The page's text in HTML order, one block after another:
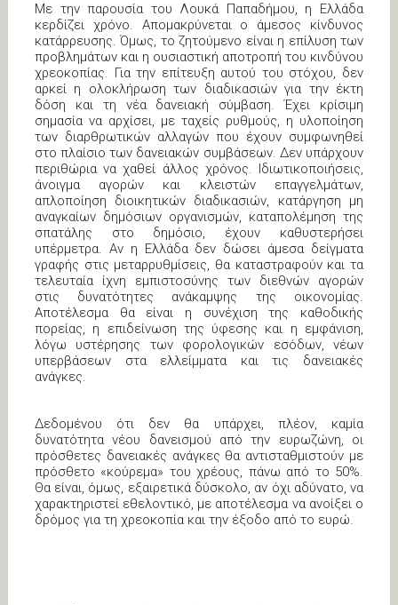
Με την παρουσία του Λουκά Παπαδήμου, η Ελλάδα
κερδίζει χρόνο. Απομακρύνεται ο άμεσος κίνδυνος
κατάρρευσης. Όμως, το ζητούμενο είναι η επίλυση των
προβλημάτων και η ουσιαστική αποτροπή του κινδύνου
χρεοκοπίας. Για την επίτευξη αυτού του στόχου, δεν
αρκεί η ολοκλήρωση των διαδικασιών για την έκτη
δόση και τη νέα δανειακή σύμβαση. Έχει κρίσιμη
σημασία να αρχίσει, με ταχείς ρυθμούς, η υλοποίηση
των διαρθρωτικών αλλαγών που έχουν συμφωνηθεί
στο πλαίσιο των δανειακών συμβάσεων. Δεν υπάρχουν
περιθώρια να χαθεί άλλος χρόνος. Ιδιωτικοποιήσεις,
άνοιγμα αγορών και κλειστών επαγγελμάτων,
απλοποίηση διοικητικών διαδικασιών, κατάργηση μη
αναγκαίων δημόσιων οργανισμών, καταπολέμηση της
σπατάλης στο δημόσιο, έχουν καθυστερήσει
υπέρμετρα. Αν η Ελλάδα δεν δώσει άμεσα δείγματα
γραφής στις μεταρρυθμίσεις, θα καταστραφούν και τα
τελευταία ίχνη εμπιστοσύνης των διεθνών αγορών
στις δυνατότητες ανάκαμψης της οικονομίας.
Αποτέλεσμα θα είναι η συνέχιση της καθοδικής
πορείας, η επιδείνωση της ύφεσης και η εμφάνιση,
λόγω υστέρησης των φορολογικών εσόδων, νέων
υπερβάσεων στα ελλείμματα και τις δανειακές
ανάγκες.
Δεδομένου ότι δεν θα υπάρχει, πλέον, καμία
δυνατότητα νέου δανεισμού από την ευρωζώνη, οι
πρόσθετες δανειακές ανάγκες θα αντισταθμιστούν με
πρόσθετο «κούρεμα» του χρέους, πάνω από το 50%.
Θα είναι, όμως, εξαιρετικά δύσκολο, αν όχι αδύνατο, να
χαρακτηριστεί εθελοντικό, με αποτέλεσμα να ανοίξει ο
δρόμος για τη χρεοκοπία και την έξοδο από το ευρώ.